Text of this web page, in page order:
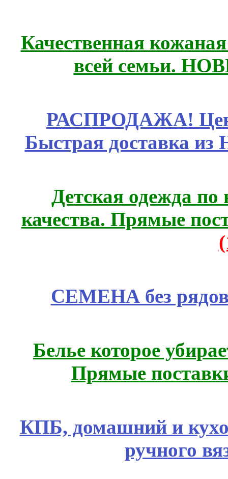
Качественная
всей семьи.
РАСПРОДАЖА!
Быстрая доставка из
Детская одежда
качества. Прямые
СЕМЕНА без
Белье которое
Прямые
КПБ, домашний и
ручного